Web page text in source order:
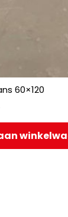
60×120